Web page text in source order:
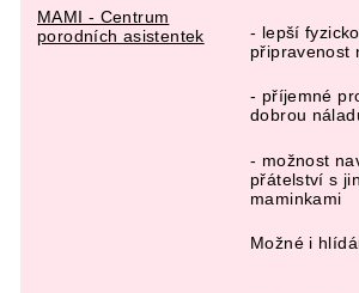
MAMI - Centrum
porodních asistentek
- lepší
připravenost
- příjemné
dobrou
- možnost
přátelství s
maminkami
Možné i